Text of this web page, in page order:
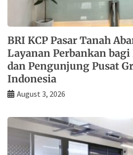
BRI KCP Pasar Tanah
Layanan Perbankan bagi
dan Pengunjung Pusat
Indonesia
August 3, 2026